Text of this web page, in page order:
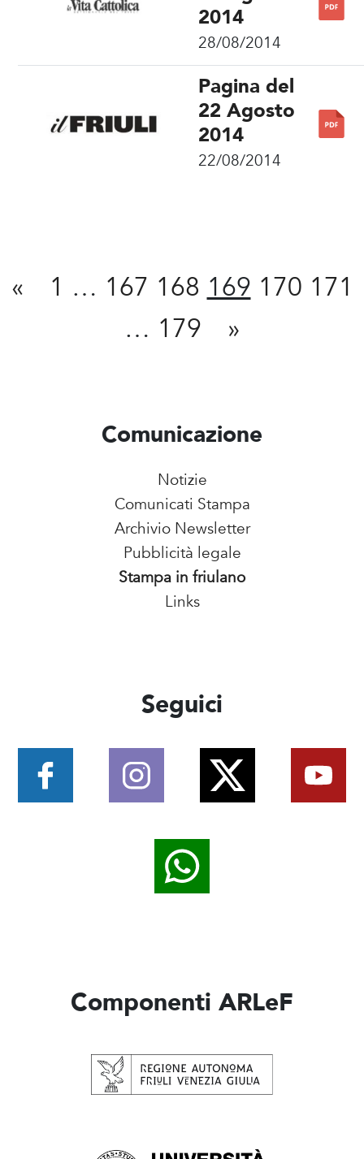
2014
28/08/2014
Pagina del
22 Agosto
2014
22/08/2014
« 1 … 167 168 169 170 171
… 179 »
Comunicazione
Notizie
Comunicati Stampa
Archivio Newsletter
Pubblicità legale
Stampa in friulano
Links
Seguici
Componenti ARLeF